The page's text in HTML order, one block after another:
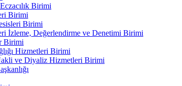
Birimi
Birimi
Birimi
İzleme, Değerlendirme ve Denetimi Birimi
Birimi
Hizmetleri Birimi
ve Diyaliz Hizmetleri Birimi